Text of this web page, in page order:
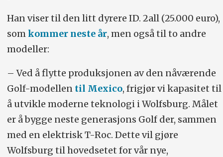
Han viser til den litt dyrere ID. 2all (25.000 euro),
som kommer neste år, men også til to andre
modeller:
– Ved å flytte produksjonen av den nåværende
Golf-modellen til Mexico, frigjør vi kapasitet til
å utvikle moderne teknologi i Wolfsburg. Målet
er å bygge neste generasjons Golf der, sammen
med en elektrisk T-Roc. Dette vil gjøre
Wolfsburg til hovedsetet for vår nye,